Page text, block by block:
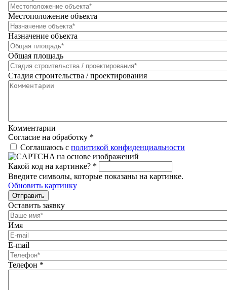
Местоположение объекта
Назначение объекта
Общая площадь
Стадия строительства / проектирования
Комментарии
Согласие на обработку *
Соглашаюсь с политикой конфиденциальности
Какой код на картинке? *
Введите символы, которые показаны на картинке.
Обновить картинку
Отправить
Оставить заявку
Имя
E-mail
Телефон *